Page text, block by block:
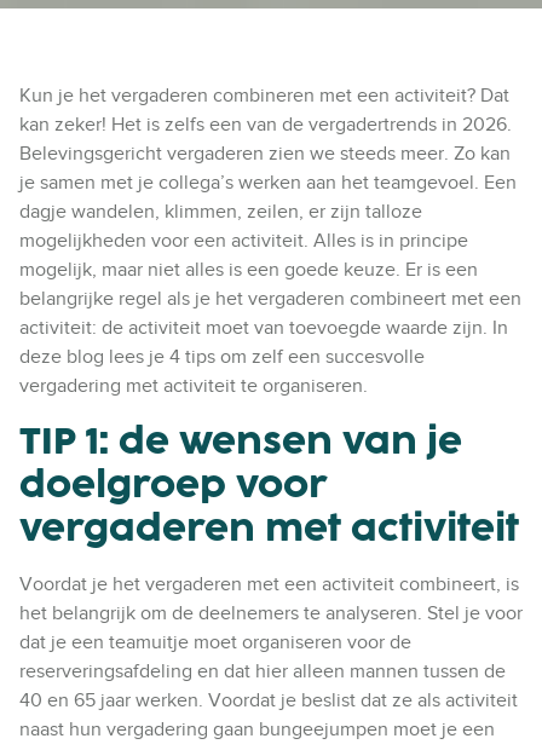
Kun je het vergaderen combineren met een activiteit? Dat
kan zeker! Het is zelfs een van de vergadertrends in 2026.
Belevingsgericht vergaderen zien we steeds meer. Zo kan
je samen met je collega’s werken aan het teamgevoel. Een
dagje wandelen, klimmen, zeilen, er zijn talloze
mogelijkheden voor een activiteit. Alles is in principe
mogelijk, maar niet alles is een goede keuze. Er is een
belangrijke regel als je het vergaderen combineert met een
activiteit: de activiteit moet van toevoegde waarde zijn. In
deze blog lees je 4 tips om zelf een succesvolle
vergadering met activiteit te organiseren.
TIP 1: de wensen van je
doelgroep voor
vergaderen met activiteit
Voordat je het vergaderen met een activiteit combineert, is
het belangrijk om de deelnemers te analyseren. Stel je voor
dat je een teamuitje moet organiseren voor de
reserveringsafdeling en dat hier alleen mannen tussen de
40 en 65 jaar werken. Voordat je beslist dat ze als activiteit
naast hun vergadering gaan bungeejumpen moet je een